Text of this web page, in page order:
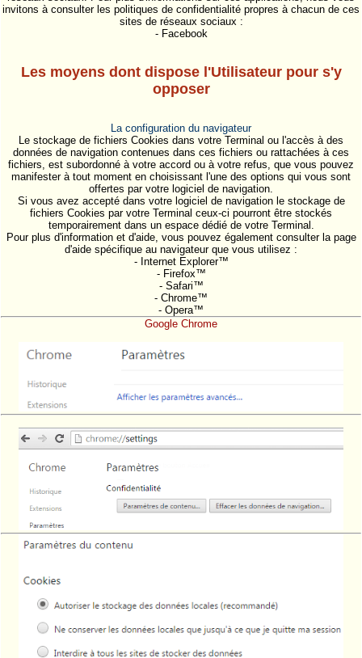
invitons à consulter les politiques de confidentialité propres à chacun de ces
sites de réseaux sociaux :
- Facebook
Les moyens dont dispose l'Utilisateur pour s'y
opposer
La configuration du navigateur
Le stockage de fichiers Cookies dans votre Terminal ou l'accès à des
données de navigation contenues dans ces fichiers ou rattachées à ces
fichiers, est subordonné à votre accord ou à votre refus, que vous pouvez
manifester à tout moment en choisissant l'une des options qui vous sont
offertes par votre logiciel de navigation.
Si vous avez accepté dans votre logiciel de navigation le stockage de
fichiers Cookies par votre Terminal ceux-ci pourront être stockés
temporairement dans un espace dédié de votre Terminal.
Pour plus d'information et d'aide, vous pouvez également consulter la page
d'aide spécifique au navigateur que vous utilisez :
- Internet Explorer™
- Firefox™
- Safari™
- Chrome™
- Opera™
Google Chrome